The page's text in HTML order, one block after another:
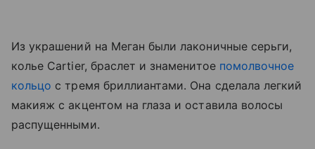
Из украшений на Меган были лаконичные серьги,
колье Cartier, браслет и знаменитое помолвочное
кольцо с тремя бриллиантами. Она сделала легкий
макияж с акцентом на глаза и оставила волосы
распущенными.